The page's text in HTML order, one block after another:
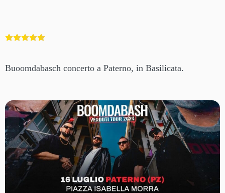
Buoomdabasch concerto a Paterno, in Basilicata.